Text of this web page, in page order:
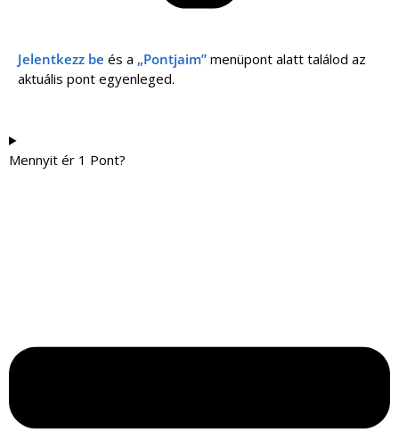
Jelentkezz be és a „Pontjaim” menüpont alatt találod az
aktuális pont egyenleged.
Mennyit ér 1 Pont?